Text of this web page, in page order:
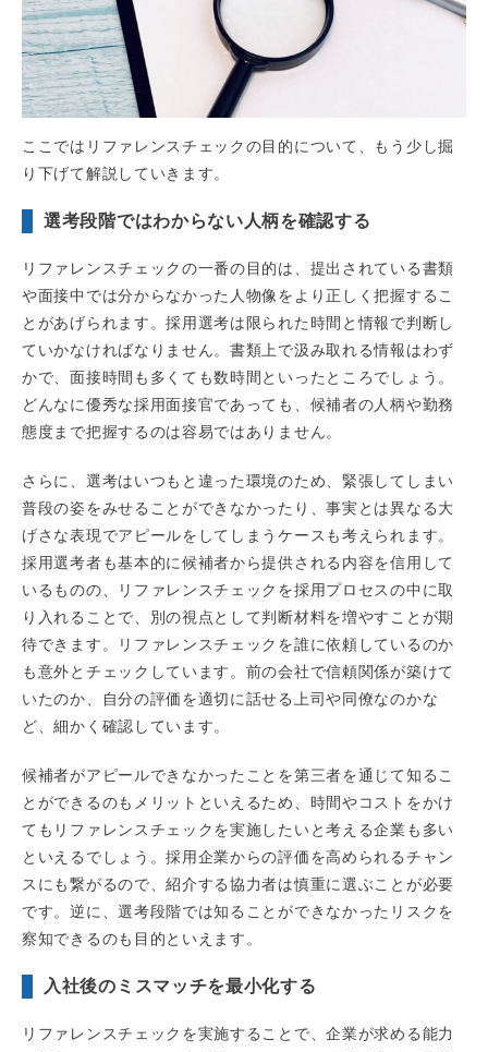
ここではリファレンスチェックの目的について、もう少し掘
り下げて解説していきます。
選考段階ではわからない人柄を確認する
リファレンスチェックの一番の目的は、提出されている書類
や面接中では分からなかった人物像をより正しく把握するこ
とがあげられます。採用選考は限られた時間と情報で判断し
ていかなければなりません。書類上で汲み取れる情報はわず
かで、面接時間も多くても数時間といったところでしょう。
どんなに優秀な採用面接官であっても、候補者の人柄や勤務
態度まで把握するのは容易ではありません。
さらに、選考はいつもと違った環境のため、緊張してしまい
普段の姿をみせることができなかったり、事実とは異なる大
げさな表現でアピールをしてしまうケースも考えられます。
採用選考者も基本的に候補者から提供される内容を信用して
いるものの、リファレンスチェックを採用プロセスの中に取
り入れることで、別の視点として判断材料を増やすことが期
待できます。リファレンスチェックを誰に依頼しているのか
も意外とチェックしています。前の会社で信頼関係が築けて
いたのか、自分の評価を適切に話せる上司や同僚なのかな
ど、細かく確認しています。
候補者がアピールできなかったことを第三者を通じて知るこ
とができるのもメリットといえるため、時間やコストをかけ
てもリファレンスチェックを実施したいと考える企業も多い
といえるでしょう。採用企業からの評価を高められるチャン
スにも繋がるので、紹介する協力者は慎重に選ぶことが必要
です。逆に、選考段階では知ることができなかったリスクを
察知できるのも目的といえます。
入社後のミスマッチを最小化する
リファレンスチェックを実施することで、企業が求める能力